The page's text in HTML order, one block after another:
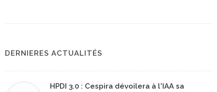
DERNIERES ACTUALITÉS
HPDI 3.0 : Cespira dévoilera à l'IAA sa